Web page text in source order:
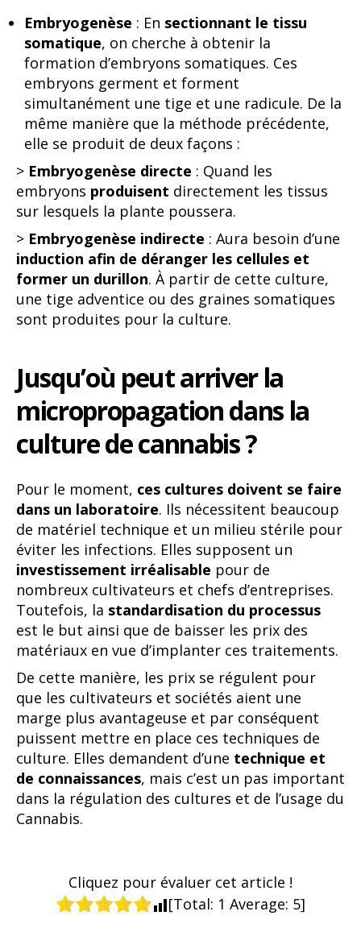
Embryogenèse : En sectionnant le tissu
somatique, on cherche à obtenir la
formation d’embryons somatiques. Ces
embryons germent et forment
simultanément une tige et une radicule. De la
même manière que la méthode précédente,
elle se produit de deux façons :
> Embryogenèse directe : Quand les
embryons produisent directement les tissus
sur lesquels la plante poussera.
> Embryogenèse indirecte : Aura besoin d’une
induction afin de déranger les cellules et
former un durillon. À partir de cette culture,
une tige adventice ou des graines somatiques
sont produites pour la culture.
Jusqu’où peut arriver la
micropropagation dans la
culture de cannabis ?
Pour le moment, ces cultures doivent se faire
dans un laboratoire. Ils nécessitent beaucoup
de matériel technique et un milieu stérile pour
éviter les infections. Elles supposent un
investissement irréalisable pour de
nombreux cultivateurs et chefs d’entreprises.
Toutefois, la standardisation du processus
est le but ainsi que de baisser les prix des
matériaux en vue d’implanter ces traitements.
De cette manière, les prix se régulent pour
que les cultivateurs et sociétés aient une
marge plus avantageuse et par conséquent
puissent mettre en place ces techniques de
culture. Elles demandent d’une technique et
de connaissances, mais c’est un pas important
dans la régulation des cultures et de l’usage du
Cannabis.
Cliquez pour évaluer cet article !
[Total: 1 Average: 5]